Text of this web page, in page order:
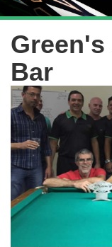
Bar